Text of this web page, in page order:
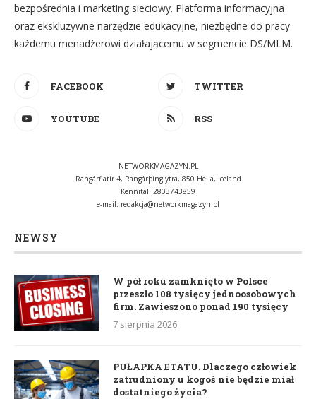
bezpośrednia i marketing sieciowy. Platforma informacyjna
oraz ekskluzywne narzędzie edukacyjne, niezbędne do pracy
każdemu menadżerowi działającemu w segmencie DS/MLM.
FACEBOOK TWITTER
YOUTUBE RSS
NETWORKMAGAZYN.PL
Rangárflatir 4, Rangárþing ytra, 850 Hella, Iceland
Kennital: 2803743859
e-mail: redakcja@networkmagazyn.pl
NEWSY
W pół roku zamknięto w Polsce
przeszło 108 tysięcy jednoosobowych
firm. Zawieszono ponad 190 tysięcy
7 sierpnia 2026
PUŁAPKA ETATU. Dlaczego człowiek
zatrudniony u kogoś nie będzie miał
dostatniego życia?